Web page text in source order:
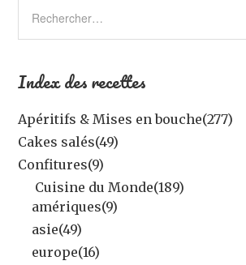
Index des recettes
Apéritifs & Mises en bouche(277)
Cakes salés(49)
Confitures(9)
Cuisine du Monde(189)
amériques(9)
asie(49)
europe(16)